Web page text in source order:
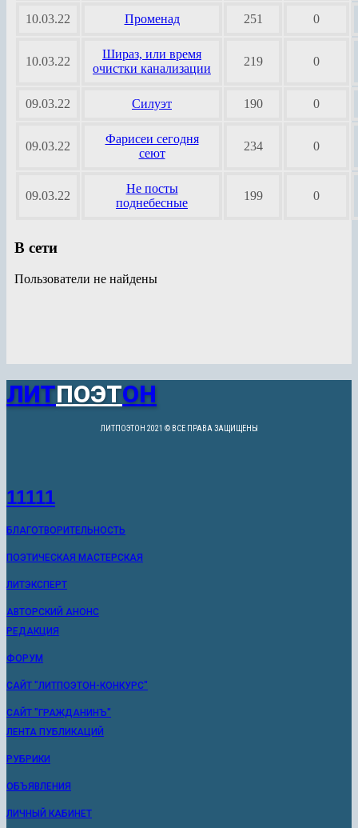
10.03.22 Променад 251 0
10.03.22
Шираз, или время
очистки канализации
219 0
09.03.22 Силуэт 190 0
09.03.22
Фарисеи сегодня
сеют
234 0
09.03.22
Не посты
поднебесные
199 0
В сети
Пользователи не найдены
ЛИТПОЭТОН
ЛИТПОЭТОН 2021 © ВСЕ ПРАВА ЗАЩИЩЕНЫ
11111
БЛАГОТВОРИТЕЛЬНОСТЬ
ПОЭТИЧЕСКАЯ МАСТЕРСКАЯ
ЛИТЭКСПЕРТ
АВТОРСКИЙ АНОНС
РЕДАКЦИЯ
ФОРУМ
САЙТ "ЛИТПОЭТОН-КОНКУРС"
САЙТ "ГРАЖДАНИНЪ"
ЛЕНТА ПУБЛИКАЦИЙ
РУБРИКИ
ОБЪЯВЛЕНИЯ
ЛИЧНЫЙ КАБИНЕТ